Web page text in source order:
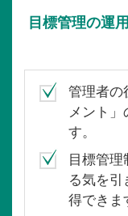
目標管理の運
管理者の
メント」
す。
目標管
る気を引
得できま